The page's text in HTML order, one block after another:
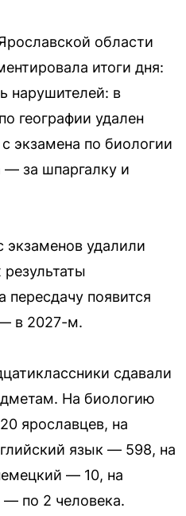
области
итоги дня:
нарушителей: в
географии удален
экзамена по биологии
— за шпаргалку и
экзаменов удалили
пересдачу появится
— в 2027-м.
сдавали
На биологию
ярославцев, на
язык — 598, на
— 10, на
— по 2 человека.